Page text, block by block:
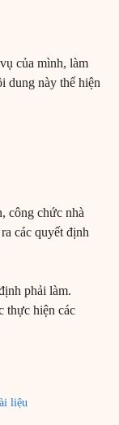
của mình, làm
dung này thể hiện
công chức nhà
các quyết định
phải làm.
thực hiện các
liệu